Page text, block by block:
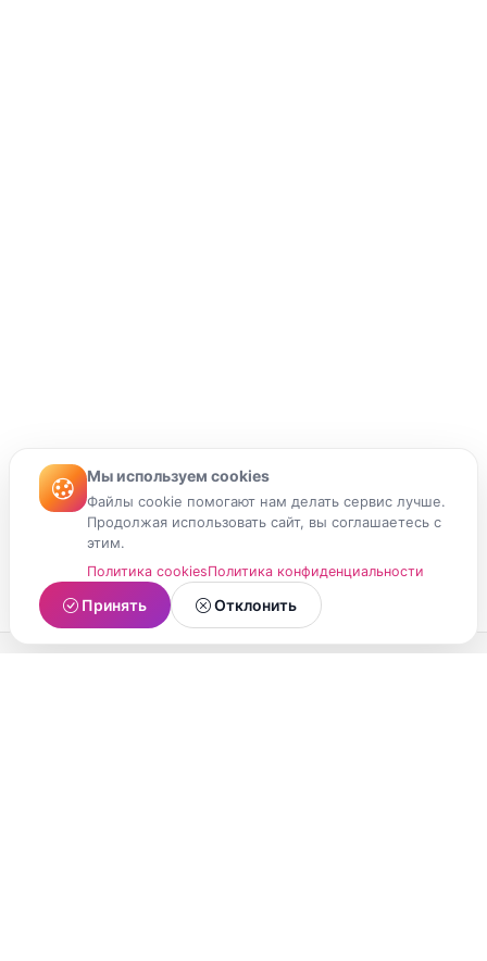
Мы используем cookies
Файлы cookie помогают нам делать сервис лучше.
Продолжая использовать сайт, вы соглашаетесь с
этим.
Политика cookiesПолитика конфиденциальности
Принять Отклонить